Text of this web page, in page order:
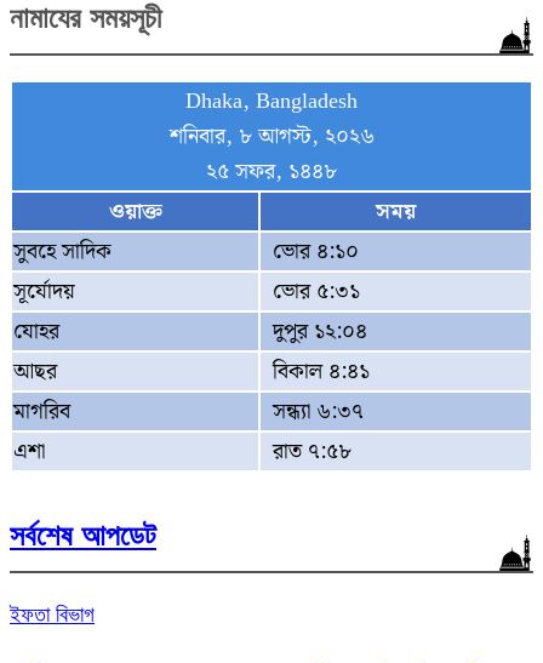
নামাযের সময়সূচী
Dhaka, Bangladesh
শনিবার, ৮ আগস্ট, ২০২৬
২৫ সফর, ১৪৪৮
ওয়াক্ত
সময়
সুবহে সাদিক
ভোর ৪:১০
সূর্যোদয়
ভোর ৫:৩১
যোহর
দুপুর ১২:০৪
আছর
বিকাল ৪:৪১
মাগরিব
সন্ধ্যা ৬:৩৭
এশা
রাত ৭:৫৮
সর্বশেষ আপডেট
ইফতা বিভাগ